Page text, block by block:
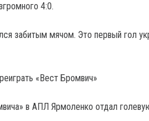
4:0.
забитым мячом. Это первый гол
«Вест Бромвич»
в АПЛ Ярмоленко отдал